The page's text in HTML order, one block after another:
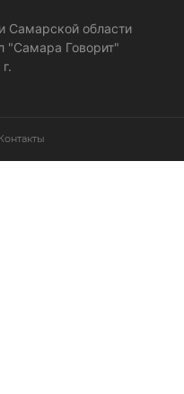
Самарской области
"Самара Говорит"